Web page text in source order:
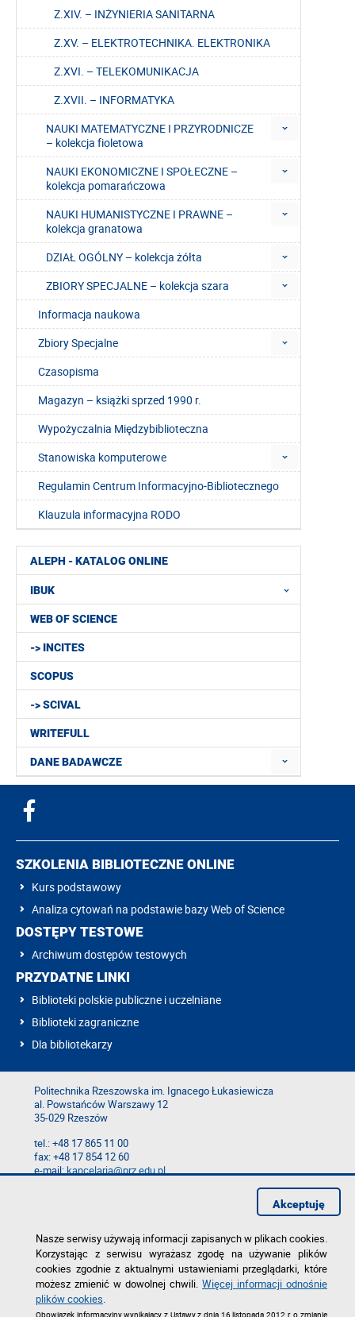
Z.XIV. – INŻYNIERIA SANITARNA
Z.XV. – ELEKTROTECHNIKA. ELEKTRONIKA
Z.XVI. – TELEKOMUNIKACJA
Z.XVII. – INFORMATYKA
NAUKI MATEMATYCZNE I PRZYRODNICZE
– kolekcja fioletowa
NAUKI EKONOMICZNE I SPOŁECZNE –
kolekcja pomarańczowa
NAUKI HUMANISTYCZNE I PRAWNE –
kolekcja granatowa
DZIAŁ OGÓLNY – kolekcja żółta
ZBIORY SPECJALNE – kolekcja szara
Informacja naukowa
Zbiory Specjalne
Czasopisma
Magazyn – książki sprzed 1990 r.
Wypożyczalnia Międzybiblioteczna
Stanowiska komputerowe
Regulamin Centrum Informacyjno-Bibliotecznego
Klauzula informacyjna RODO
ALEPH - KATALOG ONLINE
IBUK
WEB OF SCIENCE
-> INCITES
SCOPUS
-> SCIVAL
WRITEFULL
DANE BADAWCZE
SZKOLENIA BIBLIOTECZNE ONLINE
Kurs podstawowy
Analiza cytowań na podstawie bazy Web of Science
DOSTĘPY TESTOWE
Archiwum dostępów testowych
PRZYDATNE LINKI
Biblioteki polskie publiczne i uczelniane
Biblioteki zagraniczne
Dla bibliotekarzy
Politechnika Rzeszowska im. Ignacego Łukasiewicza
al. Powstańców Warszawy 12
35-029 Rzeszów
tel.: +48 17 865 11 00
fax: +48 17 854 12 60
e-mail:kancelaria@prz.edu.pl
Zgłoś błąd na stronie
Nasze serwisy używają informacji zapisanych w plikach cookies.
Korzystając z serwisu wyrażasz zgodę na używanie plików
cookies zgodnie z aktualnymi ustawieniami przeglądarki, które
możesz zmienić w dowolnej chwili. Więcej informacji odnośnie
plików cookies.
Obowiązek informacyjny wynikający z Ustawy z dnia 16 listopada 2012 r. o zmianie
Akceptuję